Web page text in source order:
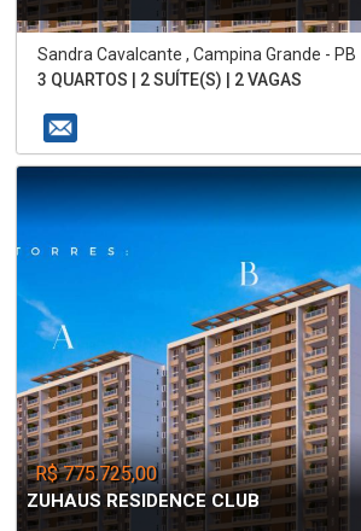
Sandra Cavalcante , Campina Grande - PB
3 QUARTOS | 2 SUÍTE(S) | 2 VAGAS
R$ 775.725,00
ZUHAUS RESIDENCE CLUB